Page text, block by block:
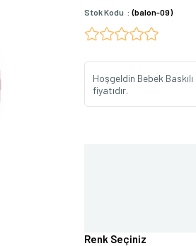
Stok Kodu (balon-09)
Hoşgeldin Bebek
fiyatıdır.
Renk Seçiniz